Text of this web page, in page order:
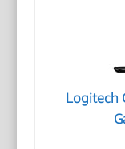
Logitech